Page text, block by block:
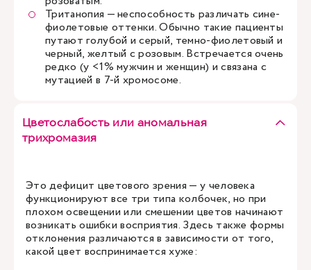
Тританопия — неспособность различать сине-
фиолетовые оттенки. Обычно такие пациенты
путают голубой и серый, темно-фиолетовый и
черный, желтый с розовым. Встречается очень
редко (у <1% мужчин и женщин) и связана с
мутацией в 7-й хромосоме.
Цветослабость или аномальная
трихромазия
Это дефицит цветового зрения — у человека
функционируют все три типа колбочек, но при
плохом освещении или смешении цветов начинают
возникать ошибки восприятия. Здесь также формы
отклонения различаются в зависимости от того,
какой цвет воспринимается хуже: